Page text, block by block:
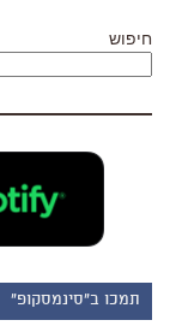
חיפוש
תמכו ב"סינמסקופ"